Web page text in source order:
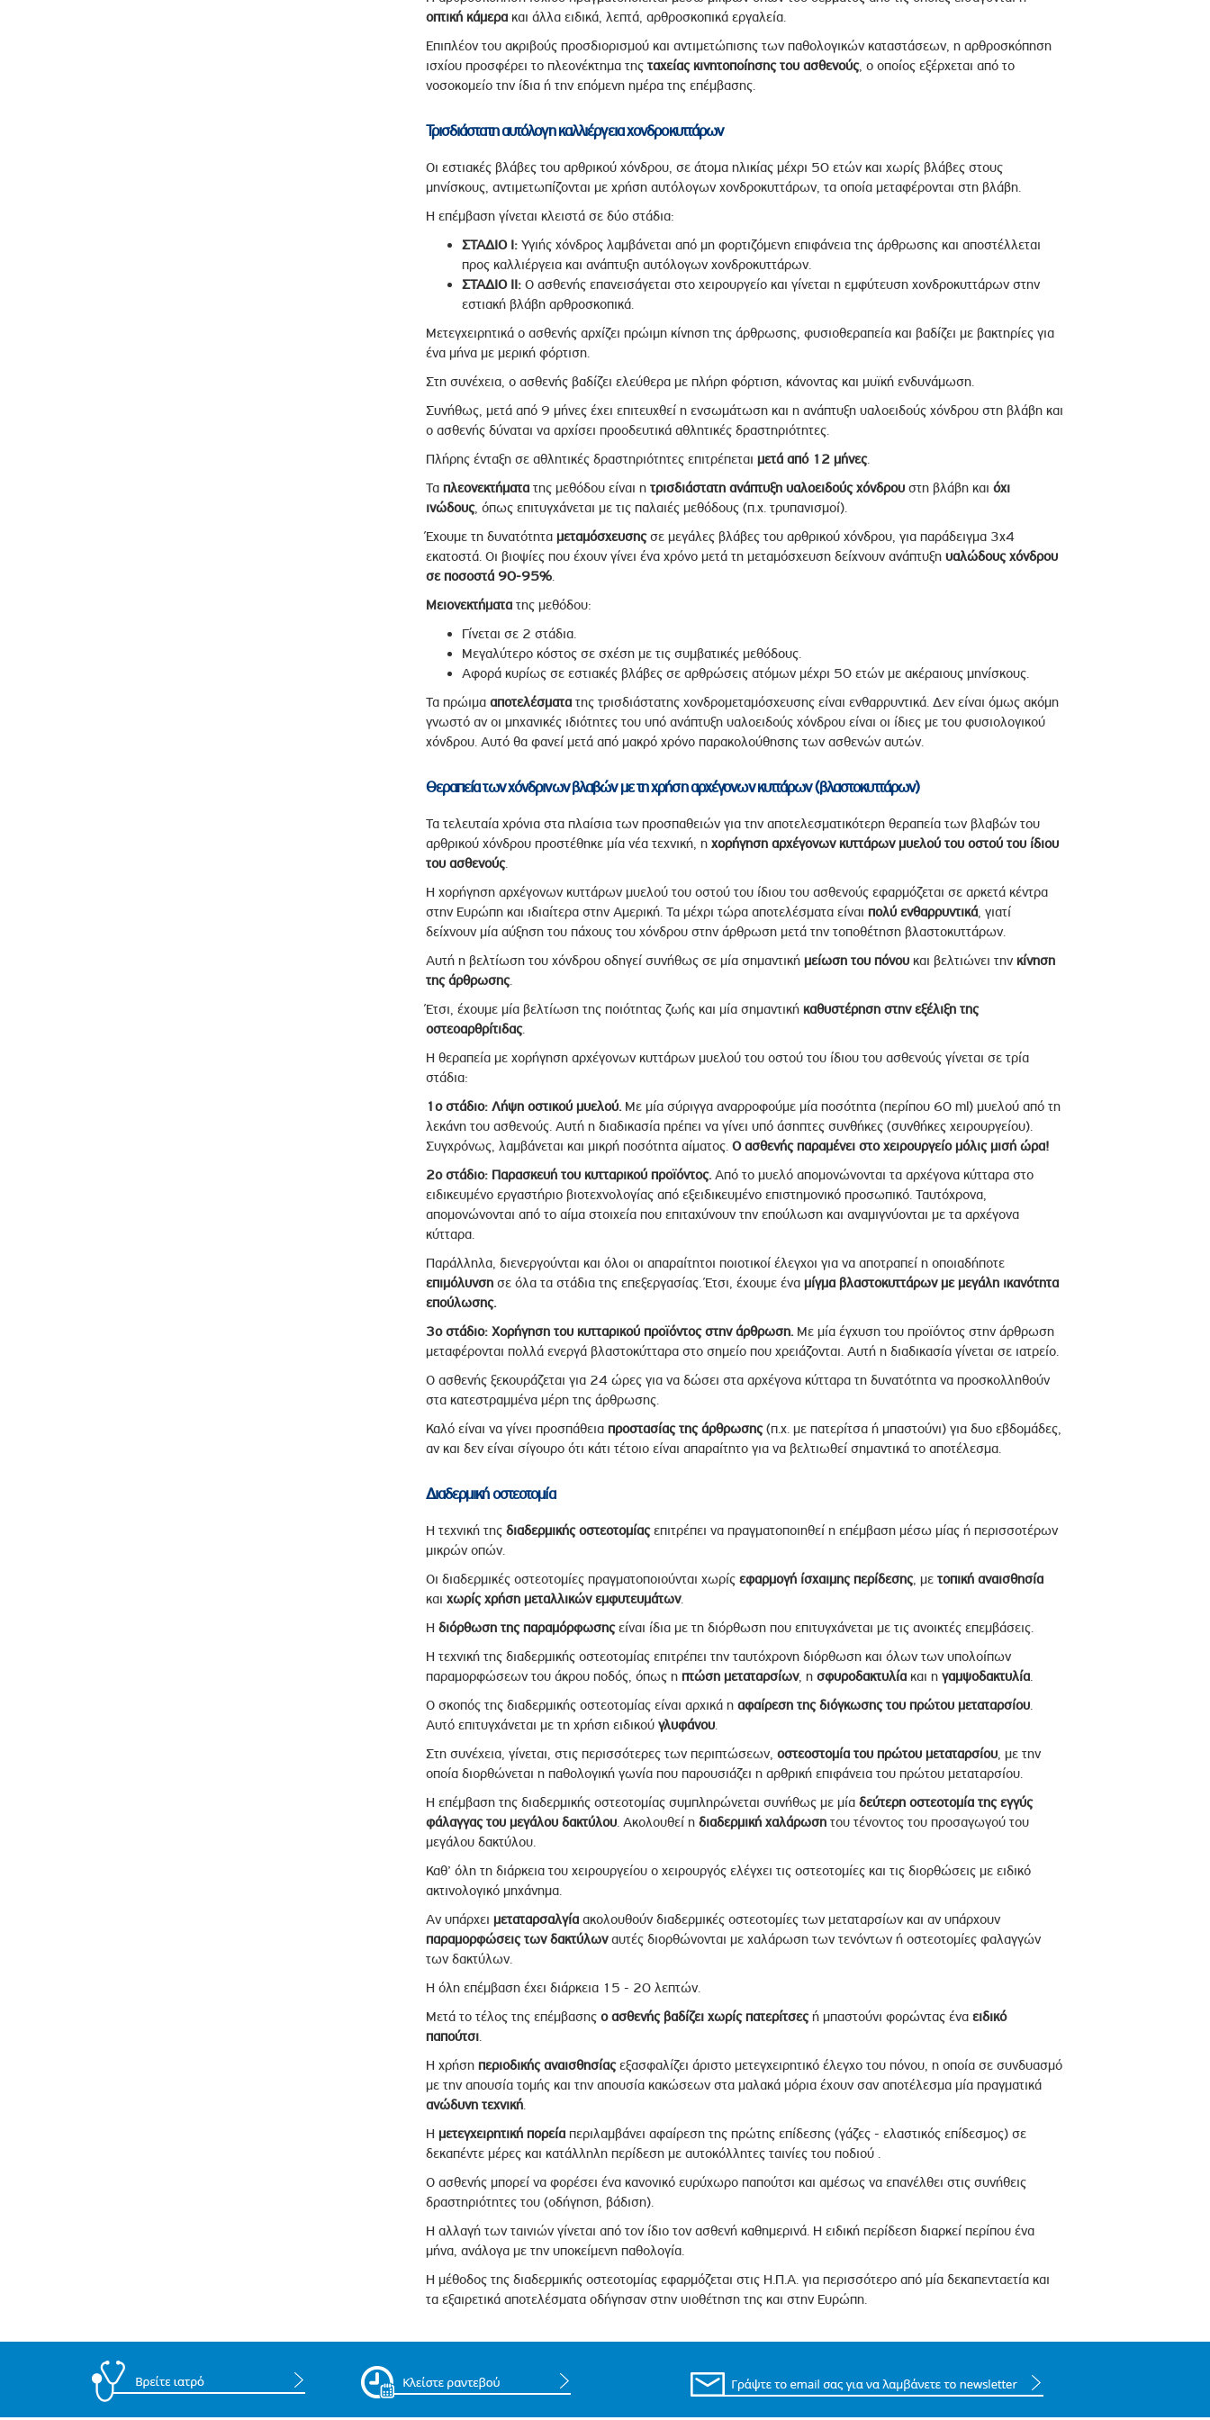
οπτική κάμερακαι άλλα ειδικά, λεπτά, αρθροσκοπικά εργαλεία.
Επιπλέον του ακριβούς προσδιορισμού και αντιμετώπισης των παθολογικών καταστάσεων, η αρθροσκόπηση
ισχίου προσφέρει το πλεονέκτημα της ταχείας κινητοποίησης του ασθενούς, ο οποίος εξέρχεται από το
νοσοκομείο την ίδια ή την επόμενη ημέρα της επέμβασης.
Τρισδιάστατη αυτόλογη καλλιέργεια χονδροκυττάρων
Οι εστιακές βλάβες του αρθρικού χόνδρου, σε άτομα ηλικίας μέχρι 50 ετών και χωρίς βλάβες στους
μηνίσκους, αντιμετωπίζονται με χρήση αυτόλογων χονδροκυττάρων, τα οποία μεταφέρονται στη βλάβη.
Η επέμβαση γίνεται κλειστά σε δύο στάδια:
ΣΤΑΔΙΟ I:Υγιής χόνδρος λαμβάνεται από μη φορτιζόμενη επιφάνεια της άρθρωσης και αποστέλλεται
προς καλλιέργεια και ανάπτυξη αυτόλογων χονδροκυττάρων.
ΣΤΑΔΙΟ II:Ο ασθενής επανεισάγεται στο χειρουργείο και γίνεται η εμφύτευση χονδροκυττάρων στην
εστιακή βλάβη αρθροσκοπικά.
Μετεγχειρητικά ο ασθενής αρχίζει πρώιμη κίνηση της άρθρωσης, φυσιοθεραπεία και βαδίζει με βακτηρίες για
ένα μήνα με μερική φόρτιση.
Στη συνέχεια, ο ασθενής βαδίζει ελεύθερα με πλήρη φόρτιση, κάνοντας και μυϊκή ενδυνάμωση.
Συνήθως, μετά από 9 μήνες έχει επιτευχθεί η ενσωμάτωση και η ανάπτυξη υαλοειδούς χόνδρου στη βλάβη και
ο ασθενής δύναται να αρχίσει προοδευτικά αθλητικές δραστηριότητες.
Πλήρης ένταξη σε αθλητικές δραστηριότητες επιτρέπεται μετά από 12 μήνες.
Τα πλεονεκτήματατης μεθόδου είναι η τρισδιάστατη ανάπτυξη υαλοειδούς χόνδρουστη βλάβη και όχι
ινώδους, όπως επιτυγχάνεται με τις παλαιές μεθόδους (π.χ. τρυπανισμοί).
Έχουμε τη δυνατότητα μεταμόσχευσηςσε μεγάλες βλάβες του αρθρικού χόνδρου, για παράδειγμα 3x4
εκατοστά. Οι βιοψίες που έχουν γίνει ένα χρόνο μετά τη μεταμόσχευση δείχνουν ανάπτυξη υαλώδους χόνδρου
σε ποσοστά 90-95%.
Μειονεκτήματατης μεθόδου:
Γίνεται σε 2 στάδια.
Μεγαλύτερο κόστος σε σχέση με τις συμβατικές μεθόδους.
Αφορά κυρίως σε εστιακές βλάβες σε αρθρώσεις ατόμων μέχρι 50 ετών με ακέραιους μηνίσκους.
Τα πρώιμα αποτελέσματατης τρισδιάστατης χονδρομεταμόσχευσης είναι ενθαρρυντικά. Δεν είναι όμως ακόμη
γνωστό αν οι μηχανικές ιδιότητες του υπό ανάπτυξη υαλοειδούς χόνδρου είναι οι ίδιες με του φυσιολογικού
χόνδρου. Αυτό θα φανεί μετά από μακρό χρόνο παρακολούθησης των ασθενών αυτών.
Θεραπεία των χόνδρινων βλαβών με τη χρήση αρχέγονων κυττάρων (βλαστοκυττάρων)
Τα τελευταία χρόνια στα πλαίσια των προσπαθειών για την αποτελεσματικότερη θεραπεία των βλαβών του
αρθρικού χόνδρου προστέθηκε μία νέα τεχνική, η χορήγηση αρχέγονων κυττάρων μυελού του οστού του ίδιου
του ασθενούς.
Η χορήγηση αρχέγονων κυττάρων μυελού του οστού του ίδιου του ασθενούς εφαρμόζεται σε αρκετά κέντρα
στην Ευρώπη και ιδιαίτερα στην Αμερική. Τα μέχρι τώρα αποτελέσματα είναι πολύ ενθαρρυντικά, γιατί
δείχνουν μία αύξηση του πάχους του χόνδρου στην άρθρωση μετά την τοποθέτηση βλαστοκυττάρων.
Αυτή η βελτίωση του χόνδρου οδηγεί συνήθως σε μία σημαντική μείωση του πόνουκαι βελτιώνει την κίνηση
της άρθρωσης.
Έτσι, έχουμε μία βελτίωση της ποιότητας ζωής και μία σημαντική καθυστέρηση στην εξέλιξη της
οστεοαρθρίτιδας.
Η θεραπεία με χορήγηση αρχέγονων κυττάρων μυελού του οστού του ίδιου του ασθενούς γίνεται σε τρία
στάδια:
1o στάδιο: Λήψη οστικού μυελού. Με μία σύριγγα αναρροφούμε μία ποσότητα (περίπου 60 ml) μυελού από τη
λεκάνη του ασθενούς. Αυτή η διαδικασία πρέπει να γίνει υπό άσηπτες συνθήκες (συνθήκες χειρουργείου).
Συγχρόνως, λαμβάνεται και μικρή ποσότητα αίματος. Ο ασθενής παραμένει στο χειρουργείο μόλις μισή ώρα!
2ο στάδιο: Παρασκευή του κυτταρικού προϊόντος.Από το μυελό απομονώνονται τα αρχέγονα κύτταρα στο
ειδικευμένο εργαστήριο βιοτεχνολογίας από εξειδικευμένο επιστημονικό προσωπικό. Ταυτόχρονα,
απομονώνονται από το αίμα στοιχεία που επιταχύνουν την επούλωση και αναμιγνύονται με τα αρχέγονα
κύτταρα.
Παράλληλα, διενεργούνται και όλοι οι απαραίτητοι ποιοτικοί έλεγχοι για να αποτραπεί η οποιαδήποτε
επιμόλυνσησε όλα τα στάδια της επεξεργασίας. Έτσι, έχουμε ένα μίγμα βλαστοκυττάρων με μεγάλη ικανότητα
επούλωσης.
3ο στάδιο: Χορήγηση του κυτταρικού προϊόντος στην άρθρωση. Με μία έγχυση του προϊόντος στην άρθρωση
μεταφέρονται πολλά ενεργά βλαστοκύτταρα στο σημείο που χρειάζονται. Αυτή η διαδικασία γίνεται σε ιατρείο.
Ο ασθενής ξεκουράζεται για 24 ώρες για να δώσει στα αρχέγονα κύτταρα τη δυνατότητα να προσκολληθούν
στα κατεστραμμένα μέρη της άρθρωσης.
Καλό είναι να γίνει προσπάθεια προστασίας της άρθρωσης(π.χ. με πατερίτσα ή μπαστούνι) για δυο εβδομάδες,
αν και δεν είναι σίγουρο ότι κάτι τέτοιο είναι απαραίτητο για να βελτιωθεί σημαντικά το αποτέλεσμα.
Διαδερμική οστεοτομία
Η τεχνική της διαδερμικής οστεοτομίαςεπιτρέπει να πραγματοποιηθεί η επέμβαση μέσω μίας ή περισσοτέρων
μικρών οπών.
Οι διαδερμικές οστεοτομίες πραγματοποιούνται χωρίς εφαρμογή ίσχαιμης περίδεσης, με τοπική αναισθησία
και χωρίς χρήση μεταλλικών εμφυτευμάτων.
Η διόρθωση της παραμόρφωσηςείναι ίδια με τη διόρθωση που επιτυγχάνεται με τις ανοικτές επεμβάσεις.
Η τεχνική της διαδερμικής οστεοτομίας επιτρέπει την ταυτόχρονη διόρθωση και όλων των υπολοίπων
παραμορφώσεων του άκρου ποδός, όπως η πτώση μεταταρσίων, η σφυροδακτυλίακαι η γαμψοδακτυλία.
Ο σκοπός της διαδερμικής οστεοτομίας είναι αρχικά η αφαίρεση της διόγκωσης του πρώτου μεταταρσίου.
Αυτό επιτυγχάνεται με τη χρήση ειδικού γλυφάνου.
Στη συνέχεια, γίνεται, στις περισσότερες των περιπτώσεων, οστεοστομία του πρώτου μεταταρσίου, με την
οποία διορθώνεται η παθολογική γωνία που παρουσιάζει η αρθρική επιφάνεια του πρώτου μεταταρσίου.
Η επέμβαση της διαδερμικής οστεοτομίας συμπληρώνεται συνήθως με μία δεύτερη οστεοτομία της εγγύς
φάλαγγας του μεγάλου δακτύλου. Ακολουθεί η διαδερμική χαλάρωσητου τένοντος του προσαγωγού του
μεγάλου δακτύλου.
Καθ’ όλη τη διάρκεια του χειρουργείου ο χειρουργός ελέγχει τις οστεοτομίες και τις διορθώσεις με ειδικό
ακτινολογικό μηχάνημα.
Αν υπάρχει μεταταρσαλγίαακολουθούν διαδερμικές οστεοτομίες των μεταταρσίων και αν υπάρχουν
παραμορφώσεις των δακτύλωναυτές διορθώνονται με χαλάρωση των τενόντων ή οστεοτομίες φαλαγγών
των δακτύλων.
Η όλη επέμβαση έχει διάρκεια 15 - 20 λεπτών.
Μετά το τέλος της επέμβασης ο ασθενής βαδίζει χωρίς πατερίτσεςή μπαστούνι φορώντας ένα ειδικό
παπούτσι.
Η χρήση περιοδικής αναισθησίαςεξασφαλίζει άριστο μετεγχειρητικό έλεγχο του πόνου, η οποία σε συνδυασμό
με την απουσία τομής και την απουσία κακώσεων στα μαλακά μόρια έχουν σαν αποτέλεσμα μία πραγματικά
ανώδυνη τεχνική.
Η μετεγχειρητική πορείαπεριλαμβάνει αφαίρεση της πρώτης επίδεσης (γάζες - ελαστικός επίδεσμος) σε
δεκαπέντε μέρες και κατάλληλη περίδεση με αυτοκόλλητες ταινίες του ποδιού .
Ο ασθενής μπορεί να φορέσει ένα κανονικό ευρύχωρο παπούτσι και αμέσως να επανέλθει στις συνήθεις
δραστηριότητες του (οδήγηση, βάδιση).
Η αλλαγή των ταινιών γίνεται από τον ίδιο τον ασθενή καθημερινά. Η ειδική περίδεση διαρκεί περίπου ένα
μήνα, ανάλογα με την υποκείμενη παθολογία.
Η μέθοδος της διαδερμικής οστεοτομίας εφαρμόζεται στις Η.Π.Α. για περισσότερο από μία δεκαπενταετία και
τα εξαιρετικά αποτελέσματα οδήγησαν στην υιοθέτηση της και στην Ευρώπη.